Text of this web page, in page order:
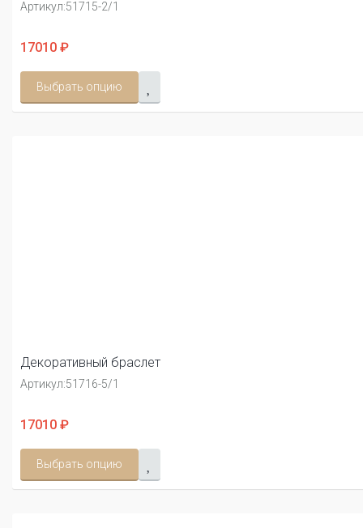
Артикул:51715-2/1
17010 ₽
Выбрать опцию
Декоративный браслет
Артикул:51716-5/1
17010 ₽
Выбрать опцию